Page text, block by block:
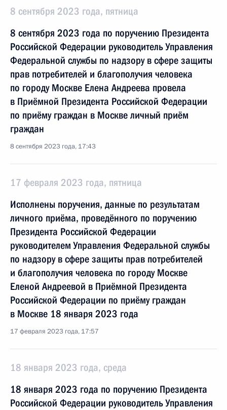
8 сентября 2023 года, пятница
8 сентября 2023 года по поручению Президента
Российской Федерации руководитель Управления
Федеральной службы по надзору в сфере защиты
прав потребителей и благополучия человека
по городу Москве Елена Андреева провела
в Приёмной Президента Российской Федерации
по приёму граждан в Москве личный приём
граждан
8 сентября 2023 года, 17:43
17 февраля 2023 года, пятница
Исполнены поручения, данные по результатам
личного приёма, проведённого по поручению
Президента Российской Федерации
руководителем Управления Федеральной службы
по надзору в сфере защиты прав потребителей
и благополучия человека по городу Москве
Еленой Андреевой в Приёмной Президента
Российской Федерации по приёму граждан
в Москве 18 января 2023 года
17 февраля 2023 года, 17:57
18 января 2023 года, среда
18 января 2023 года по поручению Президента
Российской Федерации руководитель Управления